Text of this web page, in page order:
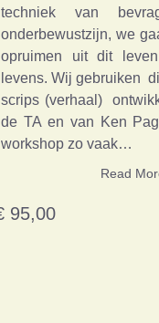
techniek van
onderbewustzijn, we
opruimen uit dit
levens. Wij gebruiken
scrips (verhaal)
de TA en van Ken
workshop zo vaak…
Read
95,00